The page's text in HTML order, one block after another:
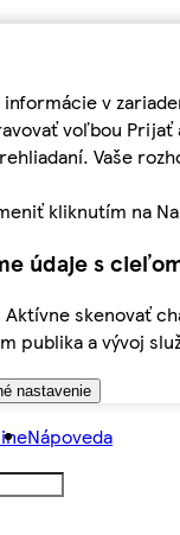
informácie v
voľbou
Vaše
kliknutím na
údaje s
skenovať
publika a vývoj
nastavenie
Nápoveda